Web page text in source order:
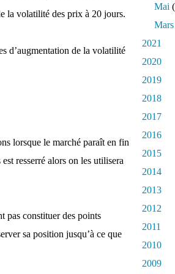
la volatilité des prix à 20 jours.
d’augmentation de la volatilité
lorsque le marché paraît en fin
resserré alors on les utilisera
pas constituer des points
sa position jusqu’à ce que
Mai
Mars
2021
2020
2019
2018
2017
2016
2015
2014
2013
2012
2011
2010
2009